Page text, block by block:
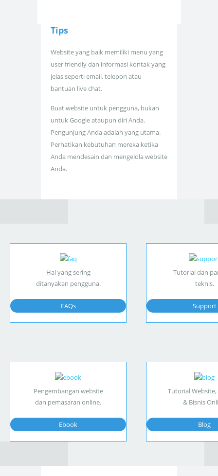
Tips
Website yang baik memiliki menu yang
user friendly dan informasi kontak yang
jelas seperti email, telepon atau
bantuan live chat.
Buat website untuk pengguna, bukan
untuk Google ataupun diri Anda.
Pengunjung Anda adalah yang utama.
Perhatikan kebutuhan mereka ketika
Anda mendesain dan mengelola website
Anda.
Hal yang sering
ditanyakan pengguna.
FAQs
Tutorial dan
teknis.
Support
Pengembangan website
dan pemasaran online.
Ebook
Tutorial
& Bisnis
Blog